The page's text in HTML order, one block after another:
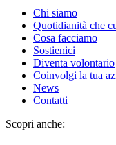
Chi siamo
Quotidianità che
Cosa facciamo
Sostienici
Diventa volontario
Coinvolgi la tua
News
Contatti
Scopri anche: